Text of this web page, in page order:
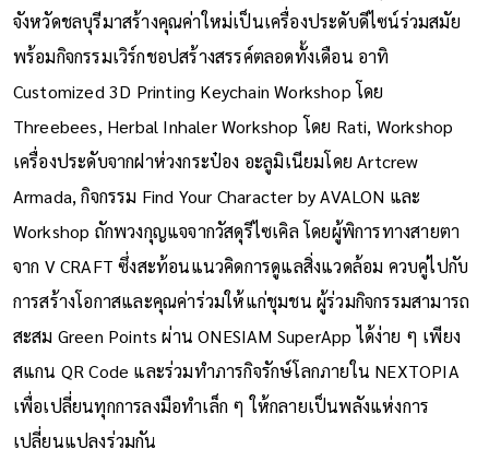
จังหวัดชลบุรีมาสร้างคุณค่าใหม่เป็นเครื่องประดับดีไซน์ร่วมสมัย
พร้อมกิจกรรมเวิร์กชอปสร้างสรรค์ตลอดทั้งเดือน อาทิ
Customized 3D Printing Keychain Workshop โดย
Threebees, Herbal Inhaler Workshop โดย Rati, Workshop
เครื่องประดับจากฝาห่วงกระป๋อง อะลูมิเนียมโดย Artcrew
Armada, กิจกรรม Find Your Character by AVALON และ
Workshop ถักพวงกุญแจจากวัสดุรีไซเคิล โดยผู้พิการทางสายตา
จาก V CRAFT ซึ่งสะท้อนแนวคิดการดูแลสิ่งแวดล้อม ควบคู่ไปกับ
การสร้างโอกาสและคุณค่าร่วมให้แก่ชุมชน ผู้ร่วมกิจกรรมสามารถ
สะสม Green Points ผ่าน ONESIAM SuperApp ได้ง่าย ๆ เพียง
สแกน QR Code และร่วมทำภารกิจรักษ์โลกภายใน NEXTOPIA
เพื่อเปลี่ยนทุกการลงมือทำเล็ก ๆ ให้กลายเป็นพลังแห่งการ
เปลี่ยนแปลงร่วมกัน